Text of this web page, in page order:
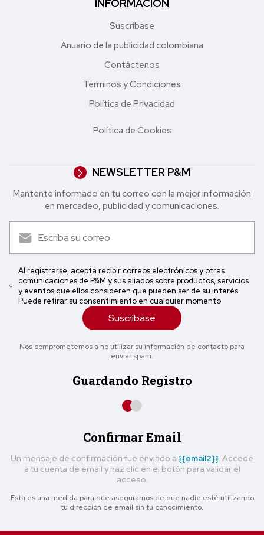
INFORMACIÓN
Suscríbase
Anuario de la publicidad colombiana
Contáctenos
Términos y Condiciones
Política de Privacidad
Política de Cookies
NEWSLETTER P&M
Mantente informado en tu correo con la mejor in formación
en mercadeo, publicidad y comunicaciones.
Al registrarse, acepta recibir correos electrónicos y otras
comunicaciones de P&M y sus aliados sobre productos, servicios
y eventos que ellos consideren que pueden ser de su interés.
Puede retirar su consentimiento en cualquier momento
Suscríbase
Nos comprometemos a no utilizar su información de contacto para
enviar spam.
Guardando Registro
Confirmar Email
Un mensaje de confirmación fue enviado a {{email2}}. Accede
a tu cuenta de email y haz clic en el botón para validar el
acceso.
Esta es una medida para que asegurarnos de que nadie esté utilizando
tu dirección de email sin tu conocimiento.